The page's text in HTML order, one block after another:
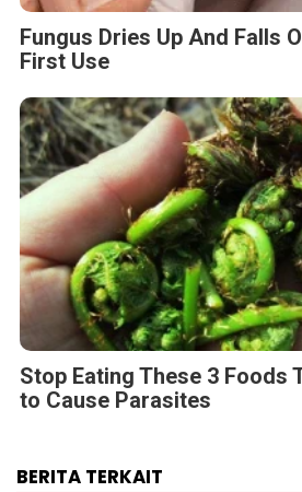
Fungus Dries Up And Falls
First Use
Stop Eating These 3 Foods
to Cause Parasites
BERITA TERKAIT